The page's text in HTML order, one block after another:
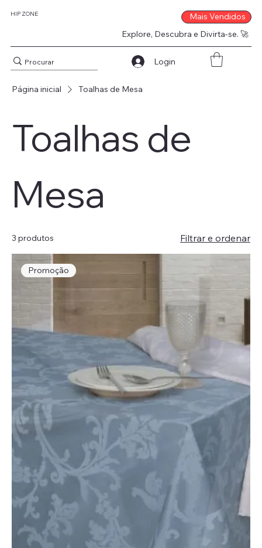
HIP ZONE
Explore, Descubra e Divirta-se. 🚀
Mais Vendidos
Login
Página inicial Toalhas de Mesa
Toalhas de
Mesa
3 produtos Filtrar e ordenar
Promoção